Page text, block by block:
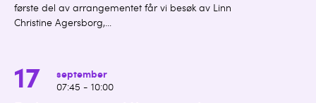
første del av arrangementet får vi besøk av Linn
Christine Agersborg,...
17
september
07:45 - 10:00